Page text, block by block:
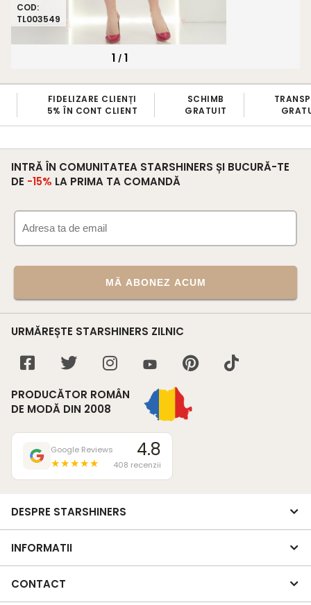
COD:
TL003549
1 /1
FIDELIZARE CLIENȚI
5% ÎN CONT CLIENT
SCHIMB
GRATUIT
INTRĂ ÎN COMUNITATEA STARSHINERS ȘI BUCURĂ-TE
DE -15% LA PRIMA TA COMANDĂ
MĂ ABONEZ ACUM
URMĂREȘTE STARSHINERS ZILNIC
PRODUCĂTOR ROMÂN
DE MODĂ DIN 2008
Google Reviews
★★★★★
4.8
408 recenzii
DESPRE STARSHINERS
INFORMATII
CONTACT